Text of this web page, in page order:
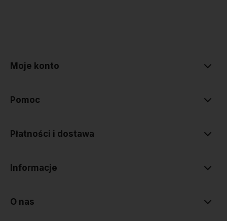
Moje konto
Pomoc
Płatności i dostawa
Informacje
O nas